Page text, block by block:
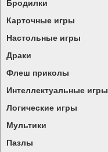
Бродилки
Карточные игры
Настольные игры
Драки
Флеш приколы
Интеллектуальные игры
Логические игры
Мультики
Пазлы